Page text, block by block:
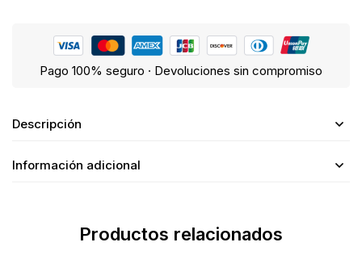
Pago 100% seguro · Devoluciones sin compromiso
Descripción
Información adicional
Productos relacionados